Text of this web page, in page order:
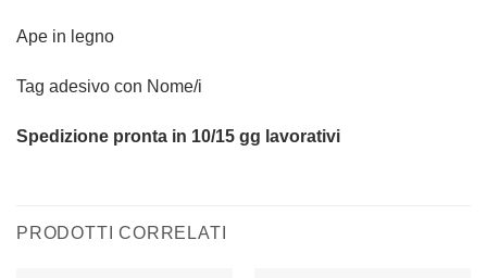
Ape in legno
Tag adesivo con Nome/i
Spedizione pronta in 10/15 gg lavorativi
PRODOTTI CORRELATI